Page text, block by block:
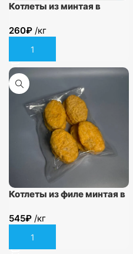
Котлеты из минтая в
260₽ /кг
В корзину
Котлеты из филе минтая в
545₽ /кг
В корзину